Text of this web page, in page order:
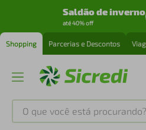
Saldão de inverno
até 40% off
Shopping Parcerias e Descontos
O que você está procurando?